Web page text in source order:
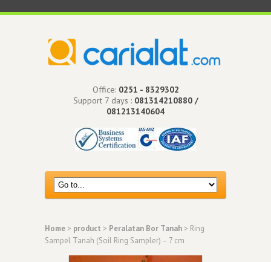
Office: 0251 - 8329302
Support 7 days : 081314210880 /
081213140604
Home > product > Peralatan Bor Tanah > Ring
Sampel Tanah (Soil Ring Sampler) – 7 cm